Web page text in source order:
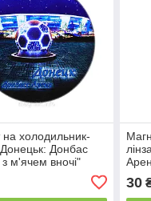
на холодильник-
Донбас
м'ячем вночі"
30